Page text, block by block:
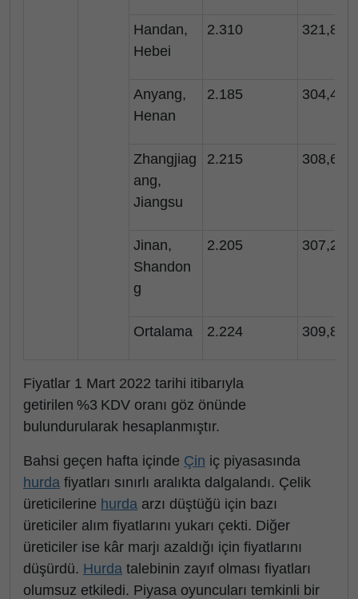
Handan,
Hebei
2.310 321,8
Anyang,
Henan
2.185 304,4
Zhangjiag
ang,
Jiangsu
2.215 308,6
Jinan,
Shandon
g
2.205 307,2
Ortalama 2.224 309,8
Fiyatlar 1 Mart 2022 tarihi itibarıyla
getirilen %3 KDV oranı göz önünde
bulundurularak hesaplanmıştır.
Bahsi geçen hafta içinde Çin iç piyasasında
hurda fiyatları sınırlı aralıkta dalgalandı. Çelik
üreticilerine hurda arzı düştüğü için bazı
üreticiler alım fiyatlarını yukarı çekti. Diğer
üreticiler ise kâr marjı azaldığı için fiyatlarını
düşürdü. Hurda talebinin zayıf olması fiyatları
olumsuz etkiledi. Piyasa oyuncuları temkinli bir